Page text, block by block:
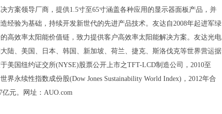
方案领导厂商，提供1.5寸至65寸涵盖各种应用的显示器面板产品，并
经验为基础，持续开发新世代的先进产品技术。友达自2008年起进军绿
高效率太阳能价值链，致力提供客户高效率太阳能解决方案。友达光电
陆、美国、日本、韩国、新加坡、荷兰、捷克、斯洛伐克等世界营运据
美国纽约证交所(NYSE)股票公开上市之TFT-LCD制造公司，2010至
界永续性指数成份股(Dow Jones Sustainability World Index)，2012年合
亿元。网址：AUO.com